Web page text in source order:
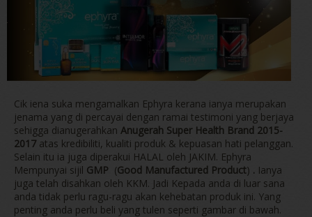
Cik iena suka mengamalkan Ephyra kerana ianya merupakan
jenama yang di percayai dengan ramai testimoni yang berjaya
sehigga dianugerahkan Anugerah Super Health Brand 2015-
2017 atas kredibiliti, kualiti produk & kepuasan hati pelanggan.
Selain itu ia juga diperakui HALAL oleh JAKIM. Ephyra
Mempunyai sijil GMP (Good Manufactured Product) . Ianya
juga telah disahkan oleh KKM. Jadi Kepada anda di luar sana
anda tidak perlu ragu-ragu akan kehebatan produk ini. Yang
penting anda perlu beli yang tulen seperti gambar di bawah.